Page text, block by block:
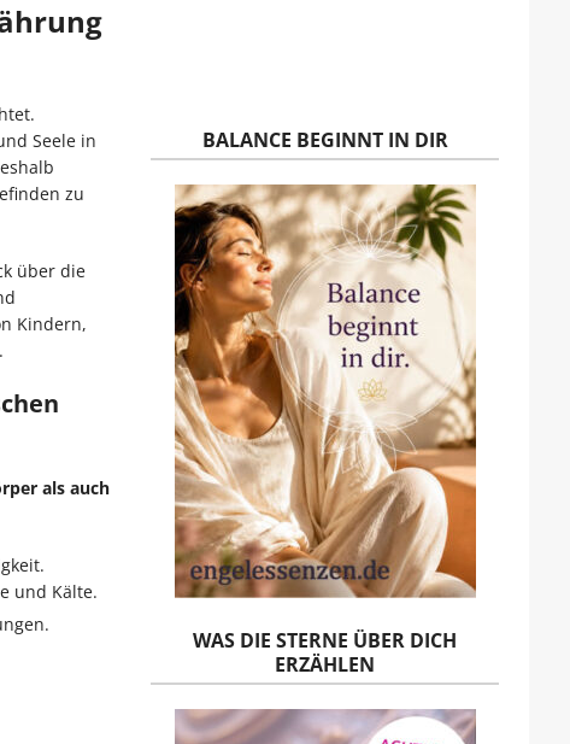
Seele in
zu
über die
Kindern,
als auch
und Kälte.
BALANCE BEGINNT IN DIR
WAS DIE STERNE ÜBER DICH
ERZÄHLEN